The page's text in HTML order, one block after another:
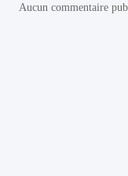
Aucun commentaire